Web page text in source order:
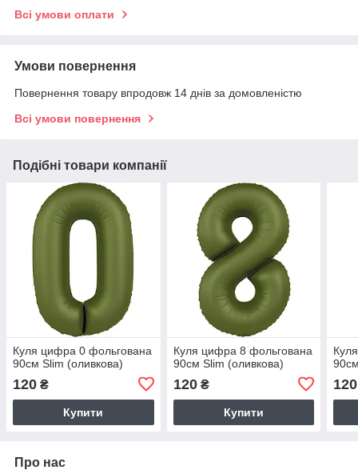
Всі умови оплати
Умови повернення
Повернення товару впродовж 14 днів за домовленістю
Всі умови повернення
Подібні товари компанії
Куля цифра 0 фольгована
90см Slim (оливкова)
120 ₴
Купити
Куля цифра 8 фольгована
90см Slim (оливкова)
120₴
Купити
120
Про нас